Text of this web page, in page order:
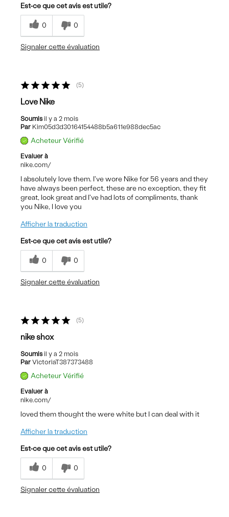
Est-ce que cet avis est utile?
0 0
Signaler cette évaluation
5
Love Nike
Soumisil y a 2 mois
Par Kim05d3d30164154488b5a611e988dec5ac
Acheteur Vérifié
Evaluer à
nike.com/
I absolutely love them. I've wore Nike for 56 years and they
have always been perfect, these are no exception, they fit
great, look great and I've had lots of compliments, thank
you Nike, I love you
Afficher la traduction
Est-ce que cet avis est utile?
0 0
Signaler cette évaluation
5
nike shox
Soumisil y a 2 mois
Par VictoriaT387373488
Acheteur Vérifié
Evaluer à
nike.com/
loved them thought the were white but I can deal with it
Afficher la traduction
Est-ce que cet avis est utile?
0 0
Signaler cette évaluation